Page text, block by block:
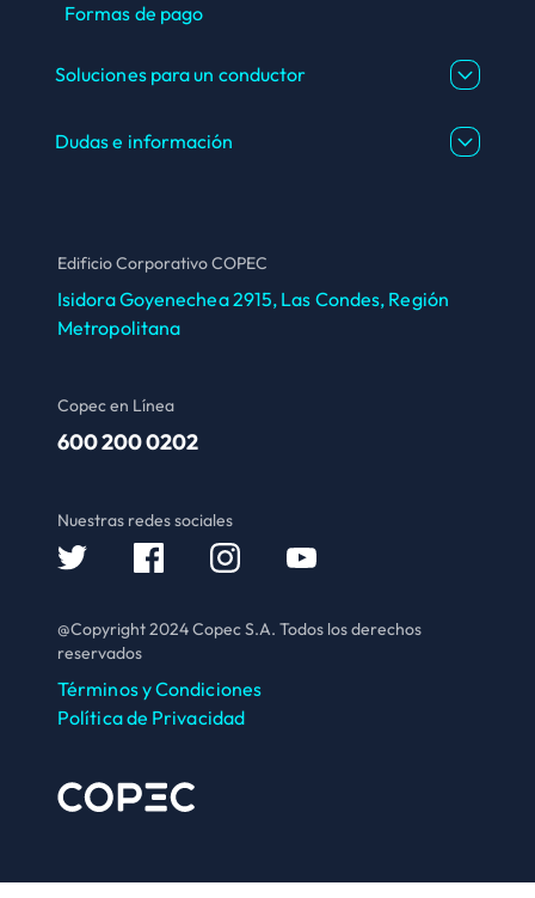
Formas de pago
Soluciones para un conductor
Dudas e información
Edificio Corporativo COPEC
Isidora Goyenechea 2915, Las Condes, Región
Metropolitana
Copec en Línea
600 200 0202
Nuestras redes sociales
@Copyright 2024 Copec S.A. Todos los derechos
reservados
Términos y Condiciones
Política de Privacidad